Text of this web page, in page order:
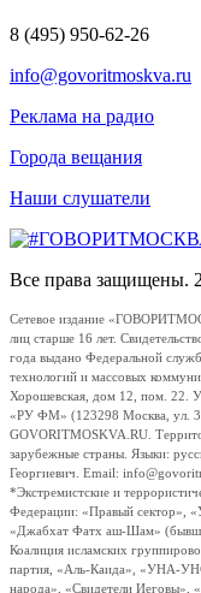
8 (495) 950-62-26
info@govoritmoskva.ru
Реклама на радио
Города вещания
Наши слушатели
Все права защищены.
Сетевое издание
лиц старше 16 лет.
года выдано Федеральной
технологий и массовых
Хорошевская, дом 12, пом. 22.
«РУ ФМ» (123298 Москва, ул.
GOVORITMOSKVA.RU.
зарубежные страны. Языки:
Георгиевич. Email:
*Экстремистские и
Федерации: «Правый сектор»,
«Джабхат Фатх аш-Шам»
Коалиция исламских
партия, «Аль-Каида», «УНА-
народа», «Свидетели Иеговы»,